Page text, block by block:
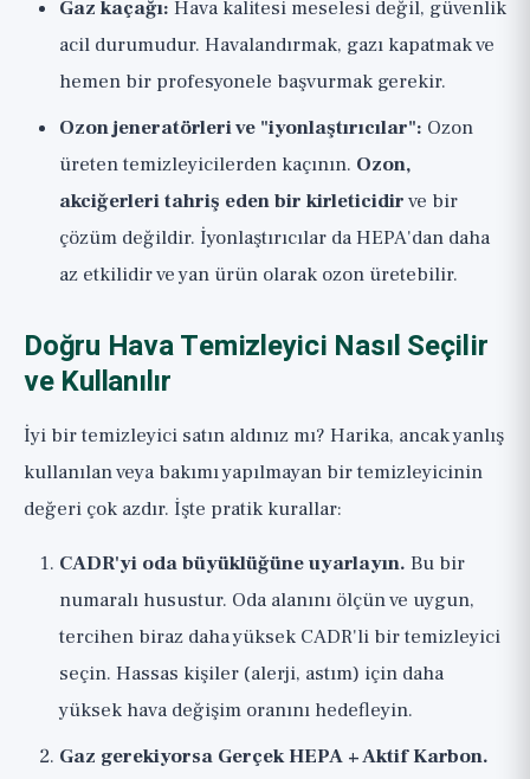
Gaz kaçağı: Hava kalitesi meselesi değil, güvenlik
acil durumudur. Havalandırmak, gazı kapatmak ve
hemen bir profesyonele başvurmak gerekir.
Ozon jeneratörleri ve "iyonlaştırıcılar": Ozon
üreten temizleyicilerden kaçının. Ozon,
akciğerleri tahriş eden bir kirleticidirve bir
çözüm değildir. İyonlaştırıcılar da HEPA'dan daha
az etkilidir ve yan ürün olarak ozon üretebilir.
Doğru Hava Temizleyici Nasıl Seçilir
ve Kullanılır
İyi bir temizleyici satın aldınız mı? Harika, ancak yanlış
kullanılan veya bakımı yapılmayan bir temizleyicinin
değeri çok azdır. İşte pratik kurallar:
CADR'yi oda büyüklüğüne uyarlayın. Bu bir
numaralı husustur. Oda alanını ölçün ve uygun,
tercihen biraz daha yüksek CADR'li bir temizleyici
seçin. Hassas kişiler (alerji, astım) için daha
yüksek hava değişim oranını hedefleyin.
Gaz gerekiyorsa Gerçek HEPA + Aktif Karbon.